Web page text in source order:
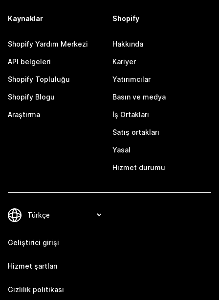
Kaynaklar
Shopify Yardım Merkezi
API belgeleri
Shopify Topluluğu
Shopify Blogu
Araştırma
Shopify
Hakkında
Kariyer
Yatırımcılar
Basın ve medya
İş Ortakları
Satış ortakları
Yasal
Hizmet durumu
Geliştirici girişi
Hizmet şartları
Gizlilik politikası